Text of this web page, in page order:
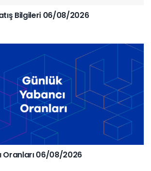
Bilgileri 06/08/2026
Oranları 06/08/2026